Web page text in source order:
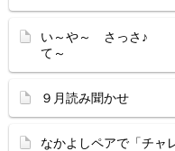
い～や～ さ
て～
９月読み聞かせ
なかよしペアで「チャ